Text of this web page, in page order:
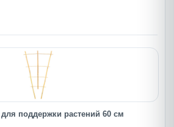
поддержки растений 60 см